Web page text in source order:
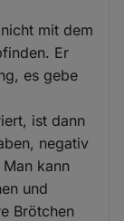
mit dem
Er
es gebe
ist dann
negativ
kann
und
Brötchen